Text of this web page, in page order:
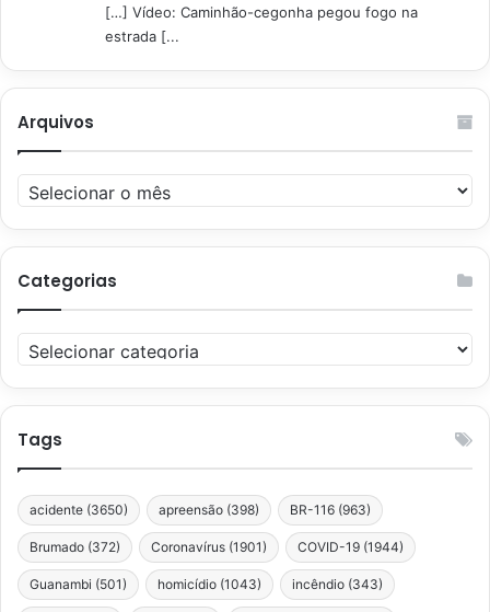
[…] Vídeo: Caminhão-cegonha pegou fogo na
estrada [...
Arquivos
Arquivos
Categorias
Categorias
Tags
acidente (3650) apreensão (398) BR-116 (963)
Brumado (372) Coronavírus (1901) COVID-19 (1944)
Guanambi (501) homicídio (1043) incêndio (343)